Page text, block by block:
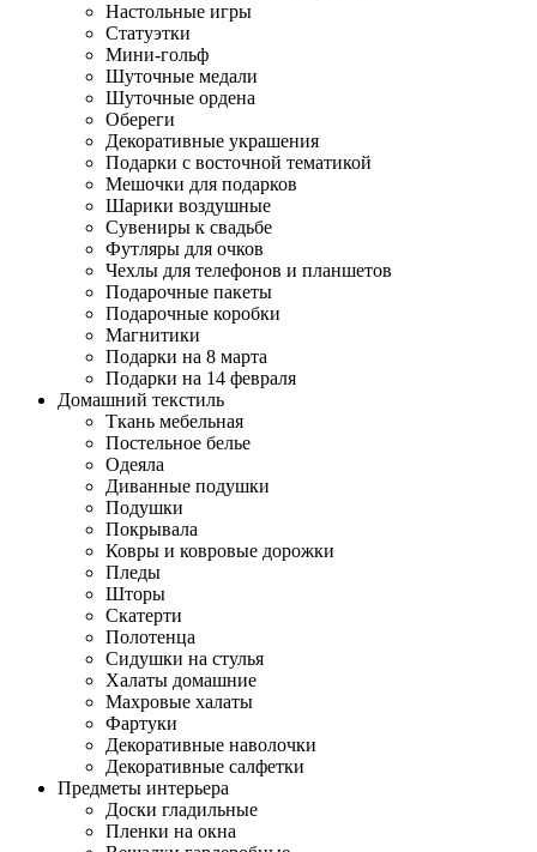
Настольные игры
Статуэтки
Мини-гольф
Шуточные медали
Шуточные ордена
Обереги
Декоративные украшения
Подарки с восточной тематикой
Мешочки для подарков
Шарики воздушные
Сувениры к свадьбе
Футляры для очков
Чехлы для телефонов и планшетов
Подарочные пакеты
Подарочные коробки
Магнитики
Подарки на 8 марта
Подарки на 14 февраля
Домашний текстиль
Ткань мебельная
Постельное белье
Одеяла
Диванные подушки
Подушки
Покрывала
Ковры и ковровые дорожки
Пледы
Шторы
Скатерти
Полотенца
Сидушки на стулья
Халаты домашние
Махровые халаты
Фартуки
Декоративные наволочки
Декоративные салфетки
Предметы интерьера
Доски гладильные
Пленки на окна